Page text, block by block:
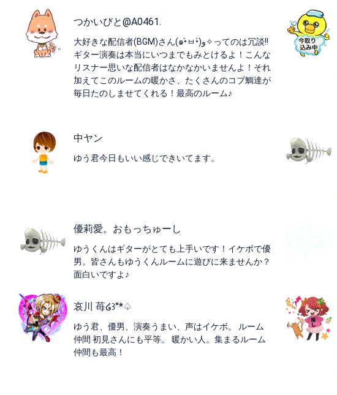
つかいびと@A0461.
大好きな配信者(BGM)さん(๑•̀ㅂ•́)و✧ってのは冗談!!
ギター演奏は本当にいつまでもみとけるよ！こんな
リスナー思いな配信者はなかなかいませんよ！それ
加えてこのルームの暖かさ、たくさんのコブ鯛達が
毎日たのしませてくれる！最高のルーム♪
中ヤン
ゆう君今日もいい感じできいてます。
優莉愛。おもっちゅーし
ゆうくんはギターがとても上手いです！イケボで優
男。皆さんもゆうくんルームに遊びに来ませんか？
面白いですよ♪
哀川 苺໒꒱°*♤
ゆう君、優男、演奏うまい、声はイケボ。 ルーム
仲間 初見さんにも平等。 暖かい人。集まるルーム
仲間も最高！